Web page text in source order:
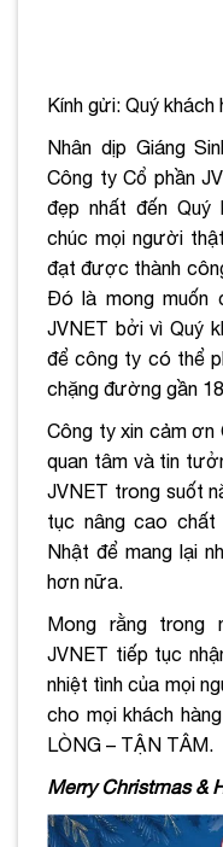
Kính gửi: Quý khách
Nhân dịp Giáng
Công ty Cổ phần
đẹp nhất đến Quý
chúc mọi người
đạt được thành
Đó là mong muốn
JVNET bởi vì Quý
để công ty có thể
chặng đường gần
Công ty xin cảm ơn
quan tâm và tin
JVNET trong suốt
tục nâng cao
Nhật để mang lại
hơn nữa.
Mong rằng trong
JVNET tiếp tục
nhiệt tình của mọi
cho mọi khách
LÒNG – TẬN TÂM.
Merry Christmas &